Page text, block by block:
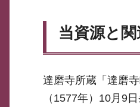
当資源と
達磨寺所蔵「達磨
（1577年）10月9